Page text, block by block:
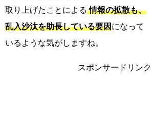
取り上げたことによる情報の拡散も、
乱入沙汰を助長している要因になって
いるような気がしますね。
スポンサードリンク